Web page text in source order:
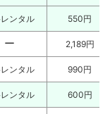
ンタル 550円
ー 2,189円
ンタル 990円
ンタル 600円